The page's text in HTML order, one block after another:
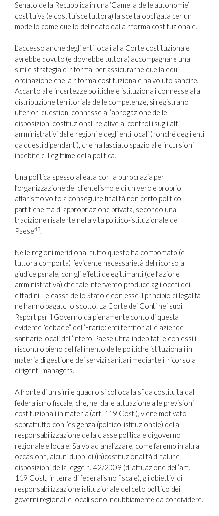
Senato della Repubblica in una ‘Camera delle autonomie’
costituiva (e costituisce tuttora) la scelta obbligata per un
modello come quello delineato dalla riforma costituzionale.
L’accesso anche degli enti locali alla Corte costituzionale
avrebbe dovuto (e dovrebbe tuttora) accompagnare una
simile strategia di riforma, per assicurarne quella equi-
ordinazione che la riforma costituzionale ha voluto sancire.
Accanto alle incertezze politiche e istituzionali connesse alla
distribuzione territoriale delle competenze, si registrano
ulteriori questioni connesse all’abrogazione delle
disposizioni costituzionali relative ai controlli sugli atti
amministrativi delle regioni e degli enti locali (nonché degli enti
da questi dipendenti), che ha lasciato spazio alle incursioni
indebite e illegittime della politica.
Una politica spesso alleata con la burocrazia per
l’organizzazione del clientelismo e di un vero e proprio
affarismo volto a conseguire finalità non certo politico-
partitiche ma di appropriazione privata, secondo una
tradizione risalente nella vita politico-istituzionale del
Paese43.
Nelle regioni meridionali tutto questo ha comportato (e
tuttora comporta) l’evidente necessarietà del ricorso al
giudice penale, con gli effetti delegittimanti (dell’azione
amministrativa) che tale intervento produce agli occhi dei
cittadini. Le casse dello Stato e con esse il principio di legalità
ne hanno pagato lo scotto. La Corte dei Conti nei suoi
Report per il Governo dà pienamente conto di questa
evidente “débacle” dell’Erario: enti territoriali e aziende
sanitarie locali dell’intero Paese ultra-indebitati e con essi il
riscontro pieno del fallimento delle politiche istituzionali in
materia di gestione dei servizi sanitari mediante il ricorso a
dirigenti-managers.
A fronte di un simile quadro si colloca la sfida costituita dal
federalismo fiscale, che, nel dare attuazione alle previsioni
costituzionali in materia (art. 119 Cost.), viene motivato
soprattutto con l’esigenza (politico-istituzionale) della
responsabilizzazione della classe politica e di governo
regionale e locale. Salvo ad analizzare, come faremo in altra
occasione, alcuni dubbi di (in)costituzionalità di talune
disposizioni della legge n. 42/2009 (di attuazione dell’art.
119 Cost., in tema di federalismo fiscale), gli obiettivi di
responsabilizzazione istituzionale del ceto politico dei
governi regionali e locali sono indubbiamente da condividere.